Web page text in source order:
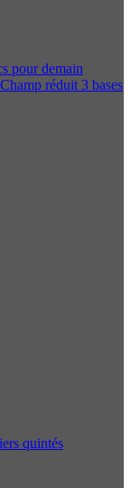
pour demain
Champ réduit 3 bases
quintés